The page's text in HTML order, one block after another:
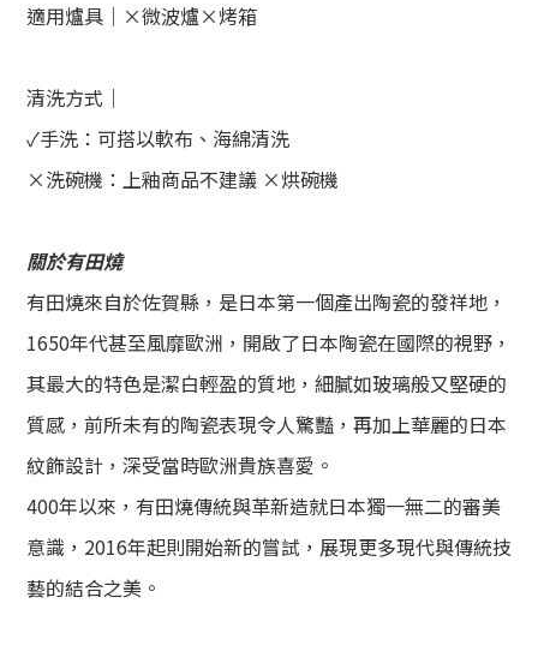
適用爐具｜ ×微波爐×烤箱
清洗方式｜
✓手洗： 可搭以軟布、海綿清洗
×洗碗機：上釉商品不建議 ×烘碗機
關於有田燒
有田燒來自於佐賀縣，是日本第一個產出陶瓷的發祥地，
1650年代甚至風靡歐洲，開啟了日本陶瓷在國際的視野，
其最大的特色是潔白輕盈的質地，細膩如玻璃般又堅硬的
質感，前所未有的陶瓷表現令人驚豔，再加上華麗的日本
紋飾設計，深受當時歐洲貴族喜愛。
400年以來，有田燒傳統與革新造就日本獨一無二的審美
意識， 2016年起則開始新的嘗試，展現更多現代與傳統技
藝的結合之美 。